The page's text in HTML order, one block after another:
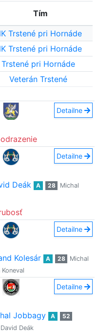
Tím
Trstené pri Hornáde
Trstené pri Hornáde
Trstené pri Hornáde
Veterán Trstené
Detailne
Detailne
Deák A 28
Michal
Detailne
Kolesár A 28
Michal
Detailne
Jobbagy A
52
David Deák